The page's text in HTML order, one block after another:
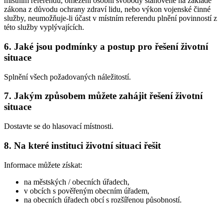
zákona z důvodu ochrany zdraví lidu, nebo výkon vojenské činné
služby, neumožňuje-li účast v místním referendu plnění povinností z
této služby vyplývajících.
6. Jaké jsou podmínky a postup pro řešení životní
situace
Splnění všech požadovaných náležitostí.
7. Jakým způsobem můžete zahájit řešení životní
situace
Dostavte se do hlasovací místnosti.
8. Na které instituci životní situaci řešit
Informace můžete získat:
na městských / obecních úřadech,
v obcích s pověřeným obecním úřadem,
na obecních úřadech obcí s rozšířenou působností.